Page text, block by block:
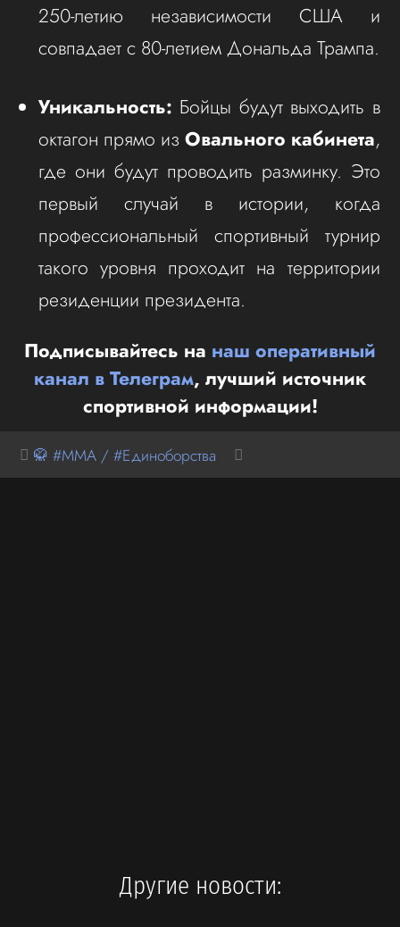
250-летию независимости США и
совпадает с 80-летием Дональда Трампа.
Уникальность: Бойцы будут выходить в
октагон прямо из Овального кабинета,
где они будут проводить разминку. Это
первый случай в истории, когда
профессиональный спортивный турнир
такого уровня проходит на территории
резиденции президента.
Подписывайтесь на наш оперативный
канал в Телеграм, лучший источник
спортивной информации!
🥋 #MMA / #Единоборства
Другие новости: